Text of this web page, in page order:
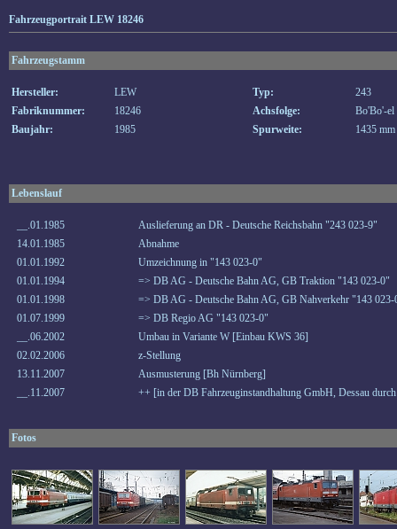
Fahrzeugportrait LEW 18246
Fahrzeugstamm
Hersteller: LEW Typ:
243
Fabriknummer:
18246 Achsfolge:
Bo'Bo'-el
Baujahr:
1985 Spurweite: 1435 mm
Lebenslauf
__.01.1985
Auslieferung an DR - Deutsche Reichsbahn "243 023-9"
14.01.1985
Abnahme
01.01.1992
Umzeichnung in "143 023-0"
01.01.1994
=> DB AG - Deutsche Bahn AG, GB Traktion "143 023-0"
01.01.1998
=> DB AG - Deutsche Bahn AG, GB Nahverkehr "143 023-
01.07.1999
=> DB Regio AG "143 023-0"
__.06.2002
Umbau in Variante W [Einbau KWS 36]
02.02.2006
z-Stellung
13.11.2007
Ausmusterung [Bh Nürnberg]
__.11.2007
++ [in der DB Fahrzeuginstandhaltung GmbH, Dessau
Fotos